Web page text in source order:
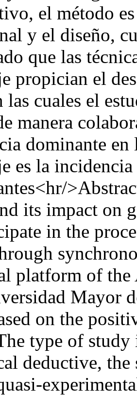
el método
y el diseño,
que las
propician el
las cuales el
manera
dominante
es la
its impact on
in the
platform of
Mayor
on the
type of
deductive, the